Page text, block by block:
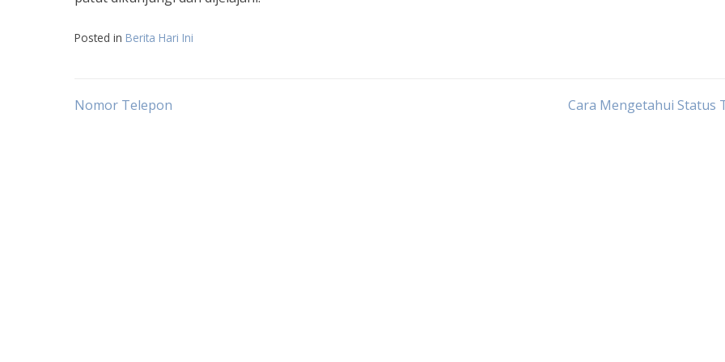
Posted in Berita Hari Ini
Post
Nomor Telepon Cara Mengetahui Status